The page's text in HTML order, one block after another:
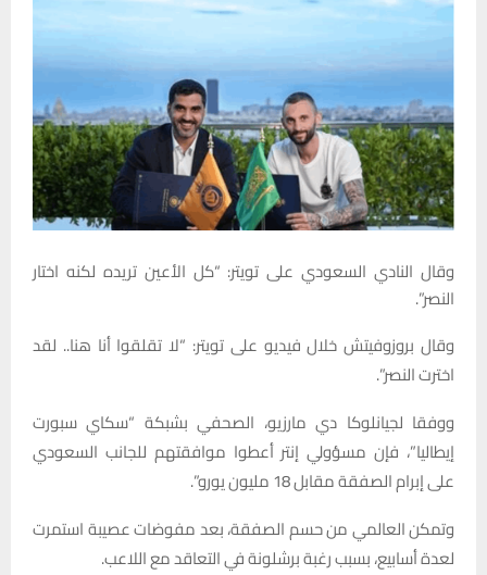
وقال النادي السعودي على تويتر: “كل الأعين تريده لكنه اختار
النصر”.
وقال بروزوفيتش خلال فيديو على تويتر: “لا تقلقوا أنا هنا.. لقد
اخترت النصر”.
ووفقا لجيانلوكا دي مارزيو، الصحفي بشبكة “سكاي سبورت
إيطاليا”، فإن مسؤولي إنتر أعطوا موافقتهم للجانب السعودي
على إبرام الصفقة مقابل 18 مليون يورو”.
وتمكن العالمي من حسم الصفقة، بعد مفوضات عصيبة استمرت
لعدة أسابيع، بسبب رغبة برشلونة في التعاقد مع اللاعب.